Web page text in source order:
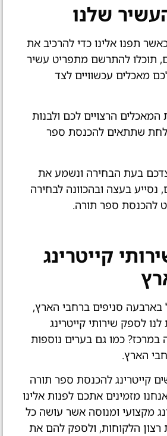
שלנו
תפנו אלינו כדי להרכיב את
תוכלו להתרשם מתפריט עשיר
מאכלים עכשוויים לצד
הרצויים לכם ולבנות
שתתאים להכנסת ספר
בעת הבחירה ונשמע את
נסייע בעצה ובהכוונה לבחירה
להכנסת ספר תורה.
קייטרינג
בארבעה סניפים ברחבי הארץ,
לספק שירותי קייטרינג
כמו גם בערים נוספות
הארץ.
קייטרינג להכנסת ספר תורה
מזמינים אתכם לפנות אלינו
מקצועי ומנוסה אשר עושה כל
הלקוחות, ולספק להם את